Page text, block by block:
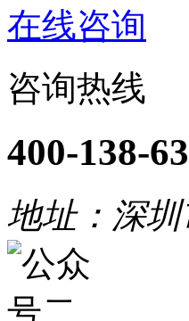
在线咨询
咨询热线
400-138-
地址：深